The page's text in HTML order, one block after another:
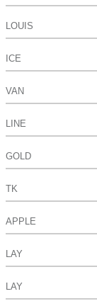
LOUIS
ICE
VAN
LINE
GOLD
TK
APPLE
LAY
LAY